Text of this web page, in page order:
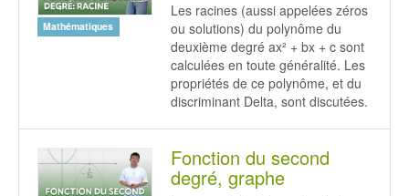
Mathématiques
Les racines (aussi appelées zéros
ou solutions) du polynôme du
deuxième degré ax² + bx + c sont
calculées en toute généralité. Les
propriétés de ce polynôme, et du
discriminant Delta, sont discutées.
Fonction du second
degré, graphe